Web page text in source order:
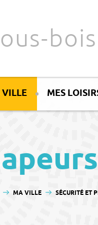
MES
ICI :MA VILLE SÉCURITÉ ET